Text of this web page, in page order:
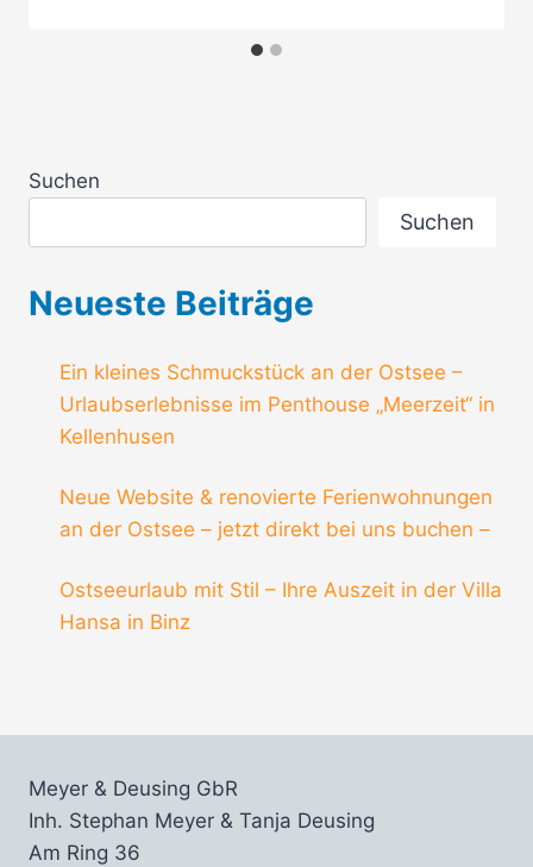
Suchen
Suchen
Neueste Beiträge
Ein kleines Schmuckstück an der Ostsee –
Urlaubserlebnisse im Penthouse „Meerzeit“ in
Kellenhusen
Neue Website & renovierte Ferienwohnungen
an der Ostsee – jetzt direkt bei uns buchen –
Ostseeurlaub mit Stil – Ihre Auszeit in der Villa
Hansa in Binz
Meyer & Deusing GbR
Inh. Stephan Meyer & Tanja Deusing
Am Ring 36